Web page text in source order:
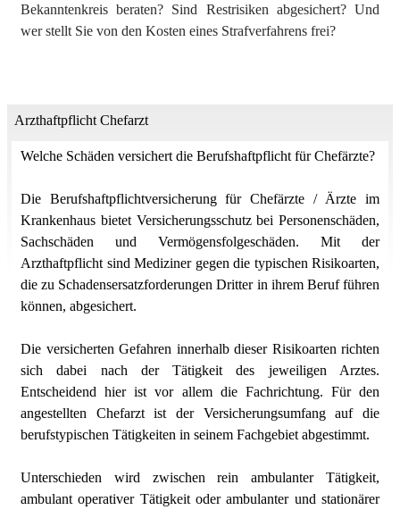
Bekanntenkreis beraten? Sind Restrisiken abgesichert? Und
wer stellt Sie von den Kosten eines Strafverfahrens frei?
Arzthaftpflicht Chefarzt
Welche Schäden versichert die Berufshaftpflicht für Chefärzte?
Die Berufshaftpflichtversicherung für Chefärzte / Ärzte im
Krankenhaus bietet Versicherungsschutz bei Personenschäden,
Sachschäden und Vermögensfolgeschäden. Mit der
Arzthaftpflicht sind Mediziner gegen die typischen Risikoarten,
die zu Schadensersatzforderungen Dritter in ihrem Beruf führen
können, abgesichert.
Die versicherten Gefahren innerhalb dieser Risikoarten richten
sich dabei nach der Tätigkeit des jeweiligen Arztes.
Entscheidend hier ist vor allem die Fachrichtung. Für den
angestellten Chefarzt ist der Versicherungsumfang auf die
berufstypischen Tätigkeiten in seinem Fachgebiet abgestimmt.
Unterschieden wird zwischen rein ambulanter Tätigkeit,
ambulant operativer Tätigkeit oder ambulanter und stationärer